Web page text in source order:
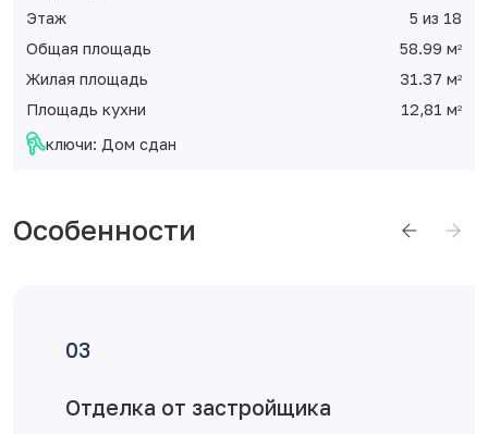
Этаж
5 из 18
Общая площадь
58.99 м2
Жилая площадь 31.37 м2
Площадь кухни 12,81 м2
ключи: Дом сдан
Особенности
Отделка от застройщика